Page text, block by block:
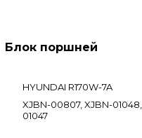
Блок поршней
HYUNDAI R170W-7A
XJBN-00807, XJBN-
01047